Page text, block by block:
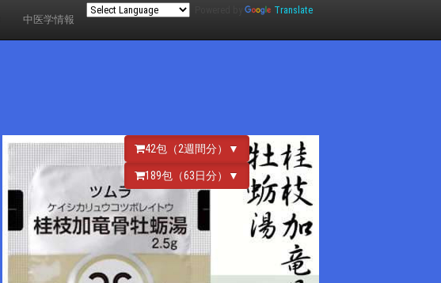
中医学情報
Translate
42包（2週間分）▼
189包（63日分）▼